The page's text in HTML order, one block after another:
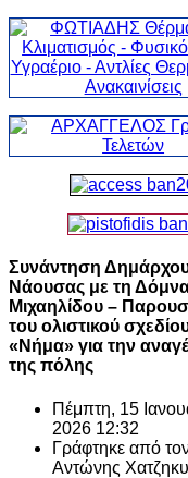
Συνάντηση
Νάουσας με τη
Μιχαηλίδου –
του ολιστικού
«Νήμα» για την
της πόλης
Πέμπτη, 15
2026 12:32
Γράφτηκε από
Αντώνης